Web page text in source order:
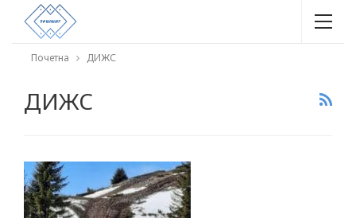
Почетна ДИЖС
ДИЖС